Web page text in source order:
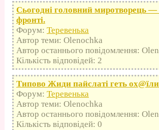
Сьогодні головний миротворець —
фронті.
Форум: Теревенька
Автор теми: Olenochka
Автор останнього повідомлення:
Кількість відповідей: 2
Типово Жиди пайслаті геть
Форум: Теревенька
Автор теми: Olenochka
Автор останнього повідомлення:
Кількість відповідей: 0